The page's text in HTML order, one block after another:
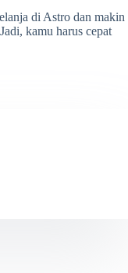
di Astro dan makin
kamu harus cepat